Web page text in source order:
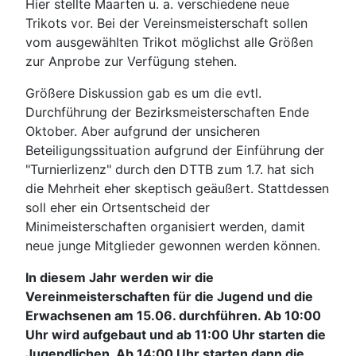
Hier stellte Maarten u. a. verschiedene neue
Trikots vor. Bei der Vereinsmeisterschaft sollen
vom ausgewählten Trikot möglichst alle Größen
zur Anprobe zur Verfügung stehen.
Größere Diskussion gab es um die evtl.
Durchführung der Bezirksmeisterschaften Ende
Oktober. Aber aufgrund der unsicheren
Beteiligungssituation aufgrund der Einführung der
"Turnierlizenz" durch den DTTB zum 1.7. hat sich
die Mehrheit eher skeptisch geäußert. Stattdessen
soll eher ein Ortsentscheid der
Minimeisterschaften organisiert werden, damit
neue junge Mitglieder gewonnen werden können.
In diesem Jahr werden wir die
Vereinmeisterschaften für die Jugend und die
Erwachsenen am 15.06. durchführen. Ab 10:00
Uhr wird aufgebaut und ab 11:00 Uhr starten die